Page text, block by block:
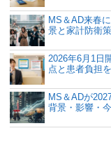
MS＆AD来春
景と家計防衛
2026年6月1日
点と患者負担
MS＆ADが
背景・影響・